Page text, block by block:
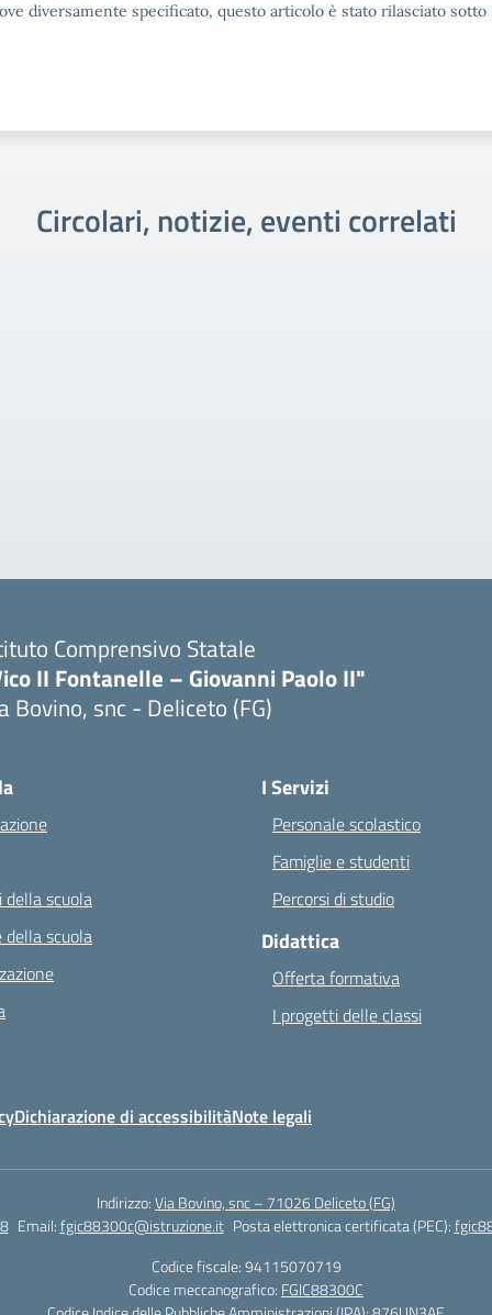
diversamente specificato, questo articolo è stato rilasciato
Circolari, notizie, eventi correlati
Comprensivo Statale
II Fontanelle – Giovanni Paolo II"
Bovino, snc - Deliceto (FG)
della scuola
della scuola
I Servizi
Personale scolastico
Famiglie e studenti
Percorsi di studio
Didattica
Offerta formativa
I progetti delle classi
Dichiarazione di accessibilitàNote legali
Indirizzo:Via Bovino, snc – 71026 Deliceto (FG)
Email:fgic88300c@istruzione.it Posta elettronica certificata (PEC):
Codice fiscale: 94115070719
Codice meccanografico: FGIC88300C